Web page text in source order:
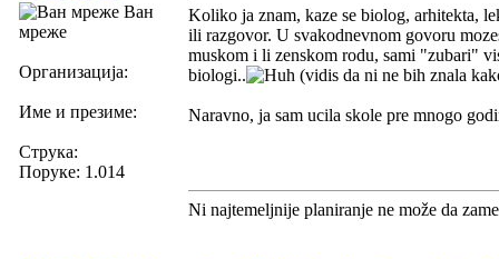
Ван
мреже
Организација:
Име и презиме:
Струка:
Поруке: 1.014
Koliko ja znam, kaze se biolog, arhitekta,
ili razgovor. U svakodnevnom govoru
muskom i li zenskom rodu, sami "zubari"
biologi..
(vidis da ni ne bih znala
Naravno, ja sam ucila skole pre mnogo
Ni najtemeljnije planiranje ne može da